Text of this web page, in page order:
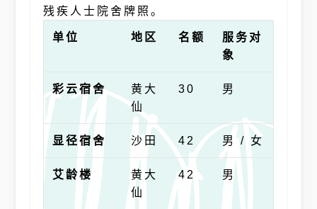
残疾人士院舍牌照。
单位 地区 名额
服务对
象
彩云宿舍
黄大
仙
30 男
显径宿舍 沙田 42 男 / 女
艾龄楼
黄大
仙
42 男